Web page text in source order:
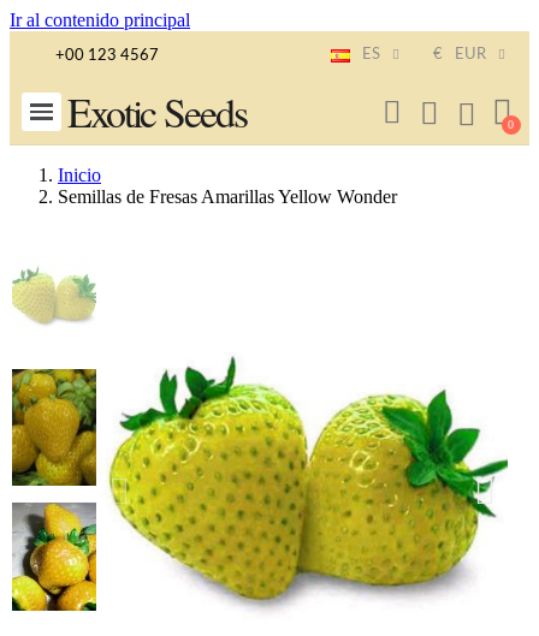
Ir al contenido principal
+00 123 4567 ES € EUR
Exotic Seeds
Inicio
Semillas de Fresas Amarillas Yellow Wonder